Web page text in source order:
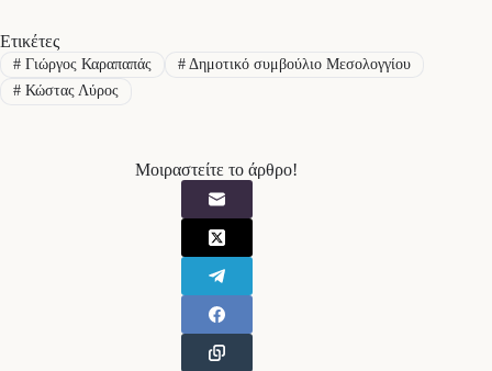
Ετικέτες
#Γιώργος Καραπαπάς #Δημοτικό συμβούλιο Μεσολογγίου
#Κώστας Λύρος
Μοιραστείτε το άρθρο!